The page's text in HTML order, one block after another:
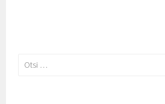
Otsi: